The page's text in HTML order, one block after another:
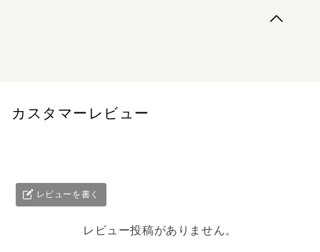
カスタマーレビュー
レビューを書く
レビュー投稿がありません。